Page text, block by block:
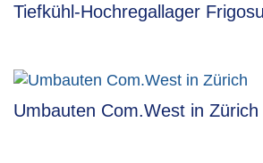
Tiefkühl-Hochregallager
Umbauten Com.West in Zürich